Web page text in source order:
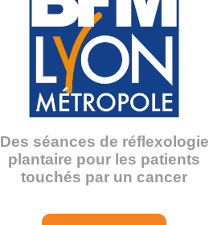
Des séances de réflexologie
plantaire pour les patients
touchés par un cancer